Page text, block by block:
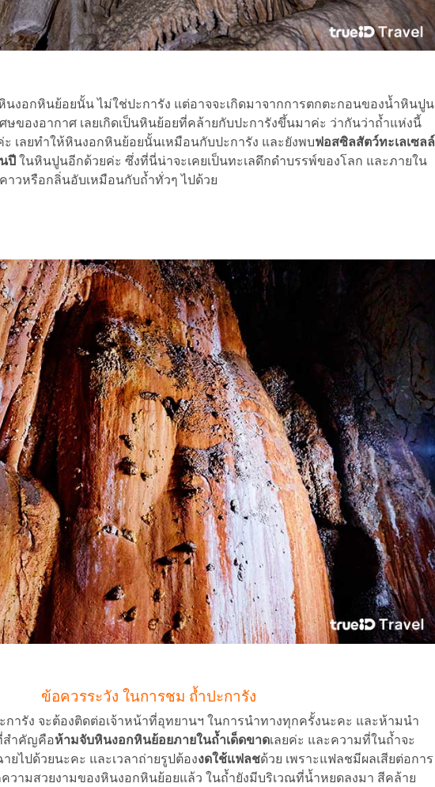
งอกหินย้อยนั้น ไม่ใช่ปะการัง แต่อาจจะเกิดมาจากการตกตะกอนของน้ำหินปูน
ษของอากาศ เลยเกิดเป็นหินย้อยที่คล้ายกับปะการังขึ้นมาค่ะ ว่ากันว่าถ้ำแห่งนี้
เลยทำให้หินงอกหินย้อยนั้นเหมือนกับปะการัง และยังพบฟอสซิลสัตว์ทะเลเซลล์
ปี ในหินปูนอีกด้วยค่ะ ซึ่งที่นี่น่าจะเคยเป็นทะเลดึกดำบรรพ์ของโลก และภายใน
าวหรือกลิ่นอับเหมือนกับถ้ำทั่วๆ ไปด้วย
ข้อควรระวัง ในการชม ถ้ำปะการัง
ารัง จะต้องติดต่อเจ้าหน้าที่อุทยานฯ ในการนำทางทุกครั้งนะคะ และห้ามนำ
สำคัญคือห้ามจับหินงอกหินย้อยภายในถ้ำเด็ดขาดเลยค่ะ และความที่ในถ้ำจะ
ยไปด้วยนะคะ และเวลาถ่ายรูปต้องงดใช้แฟลชด้วย เพราะแฟลชมีผลเสียต่อการ
วามสวยงามของหินงอกหินย้อยแล้ว ในถ้ำยังมีบริเวณที่น้ำหยดลงมา สีคล้าย